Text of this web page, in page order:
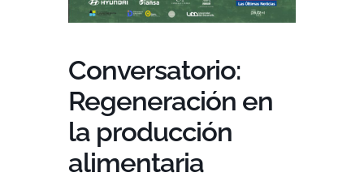
Conversatorio:
Regeneración en
la producción
alimentaria